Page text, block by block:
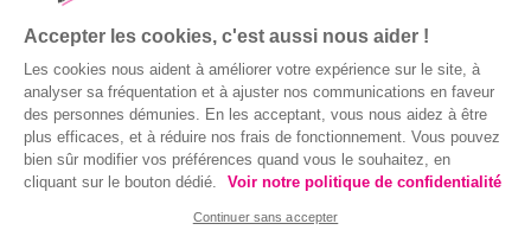
81400 Blaye-les-Mines
05 63 60 26 26
Nous contacter
© Gaston Bergeret
Accepter les cookies, c'est aussi nous aider !
Les cookies nous aident à améliorer votre expérience sur le site, à
analyser sa fréquentation et à ajuster nos communications en faveur
des personnes démunies. En les acceptant, vous nous aidez à être
plus efficaces, et à réduire nos frais de fonctionnement. Vous pouvez
bien sûr modifier vos préférences quand vous le souhaitez, en
cliquant sur le bouton dédié.
Voir notre politique de confidentialité
Continuer sans accepter